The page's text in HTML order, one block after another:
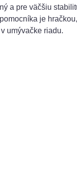
a pre väčšiu
je
umývačke riadu.